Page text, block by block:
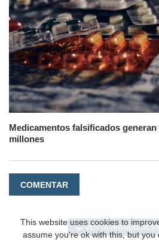
Medicamentos falsificados
millones
COMENTAR
VER LA VERSIÓN DE
This website uses cookies to
assume you're ok with this, but you